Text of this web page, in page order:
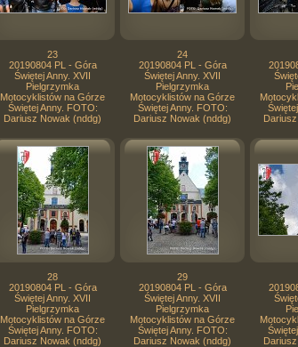
23
20190804 PL - Góra
Świętej Anny. XVII
Pielgrzymka
Motocyklistów na Górze
Świętej Anny. FOTO:
Dariusz Nowak (nddg)
24
20190804 PL - Góra
Świętej Anny. XVII
Pielgrzymka
Motocyklistów na Górze
Świętej Anny. FOTO:
Dariusz Nowak (nddg)
28
20190804 PL - Góra
Świętej Anny. XVII
Pielgrzymka
Motocyklistów na Górze
Świętej Anny. FOTO:
Dariusz Nowak (nddg)
29
20190804 PL - Góra
Świętej Anny. XVII
Pielgrzymka
Motocyklistów na Górze
Świętej Anny. FOTO:
Dariusz Nowak (nddg)